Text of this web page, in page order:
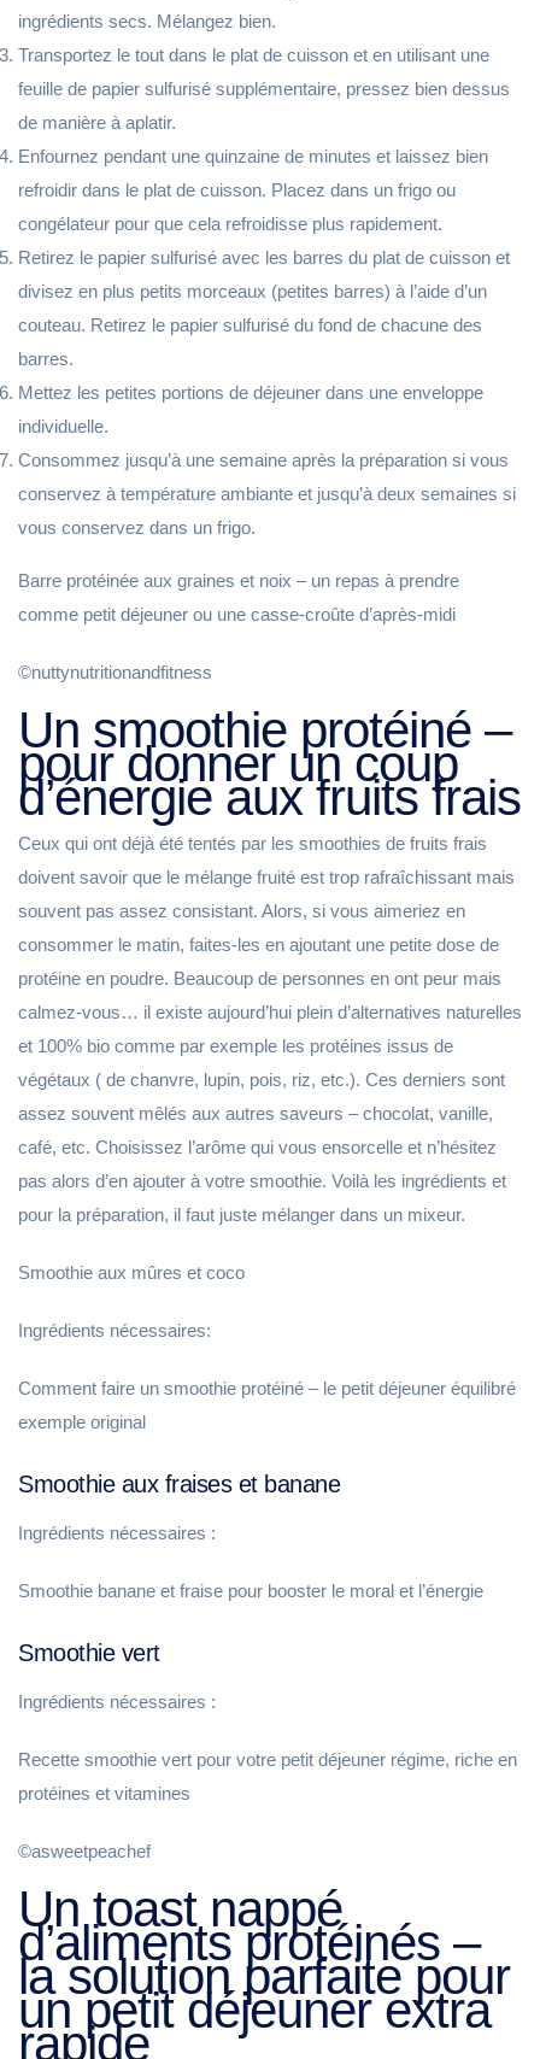
ingrédients secs. Mélangez bien.
Transportez le tout dans le plat de cuisson et en utilisant une
feuille de papier sulfurisé supplémentaire, pressez bien dessus
de manière à aplatir.
Enfournez pendant une quinzaine de minutes et laissez bien
refroidir dans le plat de cuisson. Placez dans un frigo ou
congélateur pour que cela refroidisse plus rapidement.
Retirez le papier sulfurisé avec les barres du plat de cuisson et
divisez en plus petits morceaux (petites barres) à l’aide d’un
couteau. Retirez le papier sulfurisé du fond de chacune des
barres.
Mettez les petites portions de déjeuner dans une enveloppe
individuelle.
Consommez jusqu’à une semaine après la préparation si vous
conservez à température ambiante et jusqu’à deux semaines si
vous conservez dans un frigo.
Barre protéinée aux graines et noix – un repas à prendre
comme petit déjeuner ou une casse-croûte d’après-midi
©nuttynutritionandfitness
Un smoothie protéiné –
pour donner un coup
d’énergie aux fruits frais
Ceux qui ont déjà été tentés par les smoothies de fruits frais
doivent savoir que le mélange fruité est trop rafraîchissant mais
souvent pas assez consistant. Alors, si vous aimeriez en
consommer le matin, faites-les en ajoutant une petite dose de
protéine en poudre. Beaucoup de personnes en ont peur mais
calmez-vous… il existe aujourd’hui plein d’alternatives naturelles
et 100% bio comme par exemple les protéines issus de
végétaux ( de chanvre, lupin, pois, riz, etc.). Ces derniers sont
assez souvent mêlés aux autres saveurs – chocolat, vanille,
café, etc. Choisissez l’arôme qui vous ensorcelle et n’hésitez
pas alors d’en ajouter à votre smoothie. Voilà les ingrédients et
pour la préparation, il faut juste mélanger dans un mixeur.
Smoothie aux mûres et coco
Ingrédients nécessaires:
Comment faire un smoothie protéiné – le petit déjeuner équilibré
exemple original
Smoothie aux fraises et banane
Ingrédients nécessaires :
Smoothie banane et fraise pour booster le moral et l’énergie
Smoothie vert
Ingrédients nécessaires :
Recette smoothie vert pour votre petit déjeuner régime, riche en
protéines et vitamines
©asweetpeachef
Un toast nappé
d’aliments protéinés –
la solution parfaite pour
un petit déjeuner extra
rapide